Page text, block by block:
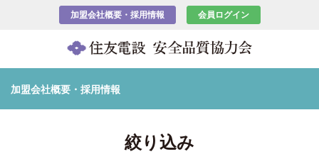
加盟会社概要・採用情報 会員ログイン
加盟会社概要・採用情報
絞り込み